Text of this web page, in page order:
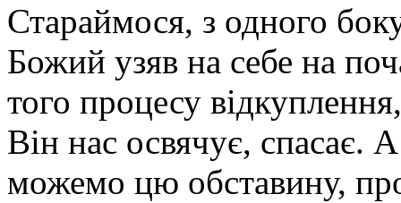
Стараймося, з одного
Божий узяв на себе на
того процесу
Він нас освячує, спасає.
можемо цю обставину,